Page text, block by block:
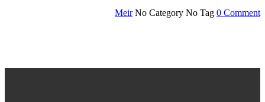
Meir No Category No Tag 0 Comment